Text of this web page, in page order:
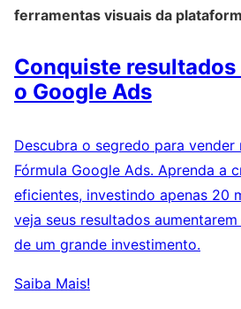
ferramentas visuais da
Conquiste
o Google Ads
Descubra o segredo para vender
Fórmula Google Ads. Aprenda a
eficientes, investindo apenas 20
veja seus resultados
de um grande investimento.
Saiba Mais!